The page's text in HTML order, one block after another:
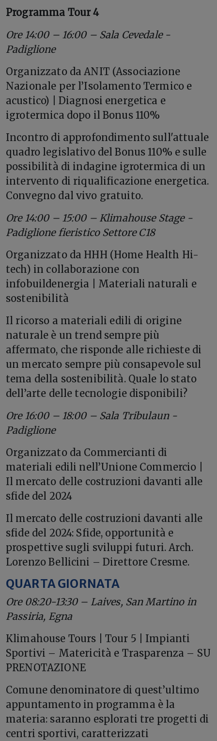
Programma Tour 4
Ore 14:00 – 16:00 – Sala Cevedale -
Padiglione
Organizzato da ANIT (Associazione
Nazionale per l’Isolamento Termico e
acustico) | Diagnosi energetica e
igrotermica dopo il Bonus 110%
Incontro di approfondimento sull'attuale
quadro legislativo del Bonus 110% e sulle
possibilità di indagine igrotermica di un
intervento di riqualificazione energetica.
Convegno dal vivo gratuito.
Ore 14:00 – 15:00 – Klimahouse Stage -
Padiglione fieristico Settore C18
Organizzato da HHH (Home Health Hi-
tech) in collaborazione con
infobuildenergia | Materiali naturali e
sostenibilità
Il ricorso a materiali edili di origine
naturale è un trend sempre più
affermato, che risponde alle richieste di
un mercato sempre più consapevole sul
tema della sostenibilità. Quale lo stato
dell’arte delle tecnologie disponibili?
Ore 16:00 – 18:00 – Sala Tribulaun -
Padiglione
Organizzato da Commercianti di
materiali edili nell’Unione Commercio |
Il mercato delle costruzioni davanti alle
sfide del 2024
Il mercato delle costruzioni davanti alle
sfide del 2024: Sfide, opportunità e
prospettive sugli sviluppi futuri. Arch.
Lorenzo Bellicini – Direttore Cresme.
QUARTA GIORNATA
Ore 08:20-13:30 – Laives, San Martino in
Passiria, Egna
Klimahouse Tours | Tour 5 | Impianti
Sportivi – Matericità e Trasparenza – SU
PRENOTAZIONE
Comune denominatore di quest’ultimo
appuntamento in programma è la
materia: saranno esplorati tre progetti di
centri sportivi, caratterizzati